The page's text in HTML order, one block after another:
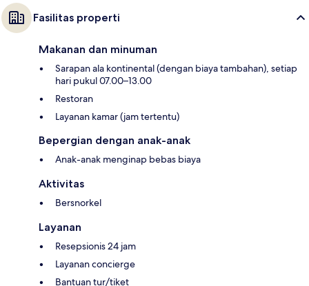
Fasilitas properti
Makanan dan minuman
Sarapan ala kontinental (dengan biaya tambahan), setiap
hari pukul 07.00–13.00
Restoran
Layanan kamar (jam tertentu)
Bepergian dengan anak-anak
Anak-anak menginap bebas biaya
Aktivitas
Bersnorkel
Layanan
Resepsionis 24 jam
Layanan concierge
Bantuan tur/tiket